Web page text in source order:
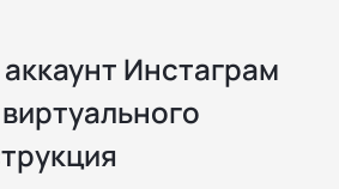
Инстаграм